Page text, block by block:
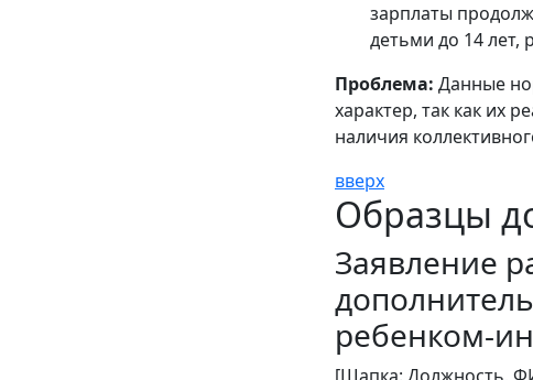
зарплаты
детьми до 14 лет,
Проблема: Данные
характер, так как их
наличия
вверх
Образцы
Заявление
ребенком-